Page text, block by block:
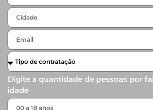
Digite a quantidade de pessoas por
idade